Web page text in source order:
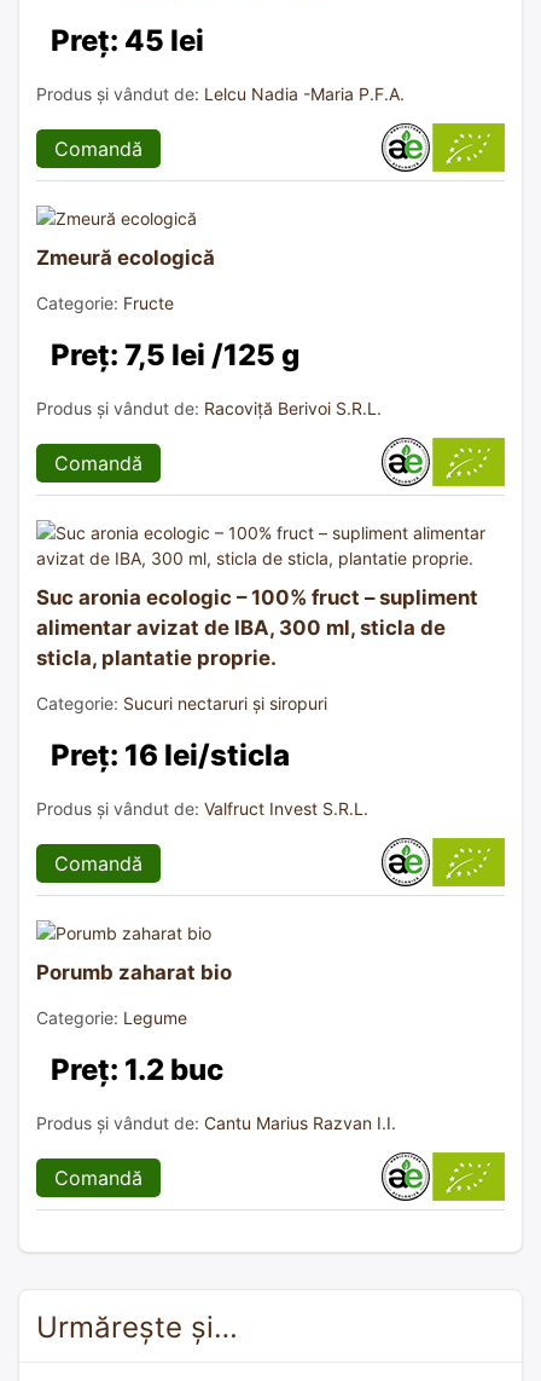
Preț: 45 lei
Produs și vândut de: Lelcu Nadia -Maria P.F.A.
Comandă
Zmeură ecologică
Categorie: Fructe
Preț: 7,5 lei /125 g
Produs și vândut de: Racoviță Berivoi S.R.L.
Comandă
Suc aronia ecologic – 100% fruct – supliment
alimentar avizat de IBA, 300 ml, sticla de
sticla, plantatie proprie.
Categorie: Sucuri nectaruri și siropuri
Preț: 16 lei/sticla
Produs și vândut de: Valfruct Invest S.R.L.
Comandă
Porumb zaharat bio
Categorie: Legume
Preț: 1.2 buc
Produs și vândut de: Cantu Marius Razvan I.I.
Comandă
Urmărește și…